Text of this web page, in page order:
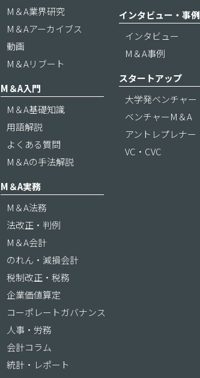
M＆A業界研究
M＆Aアーカイブス
動画
M＆Aリブート
M＆A入門
M＆A基礎知識
用語解説
よくある質問
M＆Aの手法解説
M＆A実務
M＆A法務
法改正・判例
M＆A会計
のれん・減損会計
税制改正・税務
企業価値算定
コーポレートガバナンス
人事・労務
会計コラム
統計・レポート
インタビュー・事例
インタビュー
M＆A事例
スタートアップ
大学発ベンチャー
ベンチャーM＆A
アントレプレナー
VC・CVC